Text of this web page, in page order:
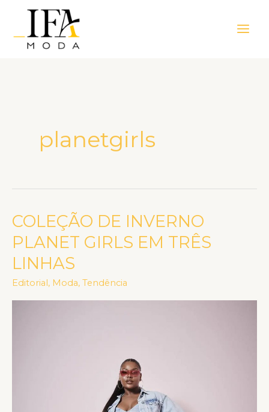
Menu
planetgirls
COLEÇÃO DE INVERNO
PLANET GIRLS EM TRÊS
LINHAS
Editorial , Moda, Tendência
COLEÇÃO
DE
INVERNO
PLANET
GIRLS
EM